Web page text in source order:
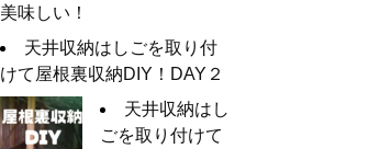
美味しい！
天井収納はしごを取り付
けて屋根裏収納DIY！DAY２
天井収納はし
ごを取り付けて